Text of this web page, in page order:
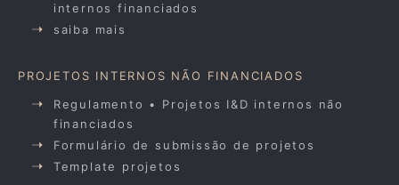
internos financiados
saiba mais
PROJETOS INTERNOS NÃO FINANCIADOS
Regulamento • Projetos I&D internos não
financiados
Formulário de submissão de projetos
Template projetos